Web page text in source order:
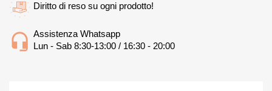
Diritto di reso su ogni prodotto!
Assistenza Whatsapp
Lun - Sab 8:30-13:00 / 16:30 - 20:00